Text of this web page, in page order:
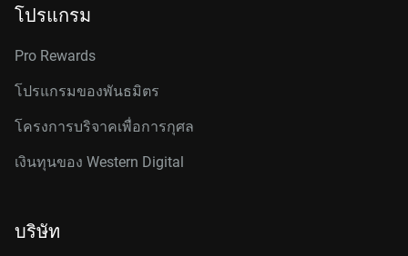
โปรแกรม
Pro Rewards
โปรแกรมของพันธมิตร
โครงการบริจาคเพื่อการกุศล
เงินทุนของ Western Digital
บริษัท